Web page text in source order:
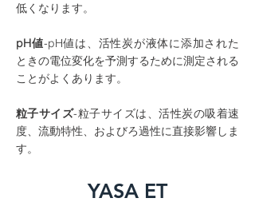
低くなります。
pH値-pH値は、活性炭が液体に添加された
ときの電位変化を予測するために測定される
ことがよくあります。
粒子サイズ-粒子サイズは、活性炭の吸着速
度、流動特性、およびろ過性に直接影響しま
す。
YASA ET